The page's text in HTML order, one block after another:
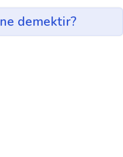
hicce ~ حجه ne demektir?